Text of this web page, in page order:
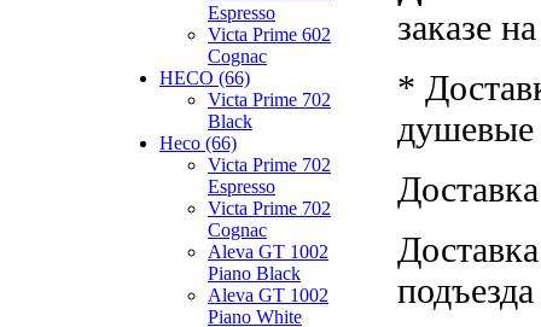
Espresso
Victa Prime 602
Cognac
HECO (66)
Victa Prime 702
Black
Heco (66)
Victa Prime 702
Espresso
Victa Prime 702
Cognac
Aleva GT 1002
Piano Black
Aleva GT 1002
Piano White
заказе
*
душевые